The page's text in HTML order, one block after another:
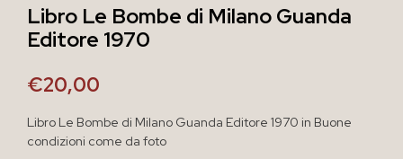
Libro Le Bombe di Milano Guanda
Editore 1970
€20,00
Libro Le Bombe di Milano Guanda Editore 1970 in Buone
condizioni come da foto